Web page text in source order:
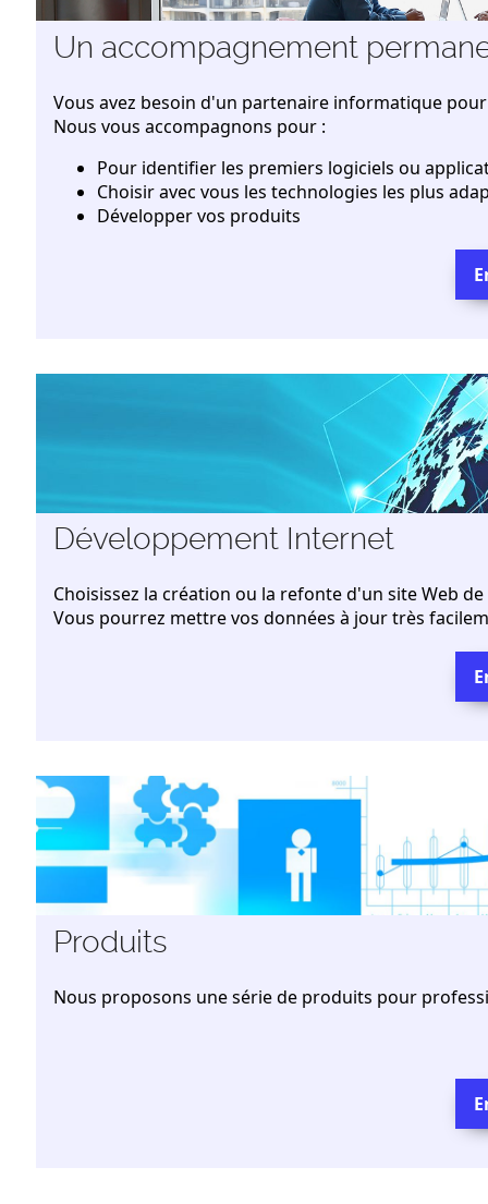
Un accompagnement
Vous avez besoin d'un partenaire informatique
Nous vous accompagnons pour :
Pour identifier les premiers logiciels ou
Choisir avec vous les technologies les plus
Développer vos produits
Développement Internet
Choisissez la création ou la refonte d'un site Web
Vous pourrez mettre vos données à jour très
Produits
Nous proposons une série de produits pour